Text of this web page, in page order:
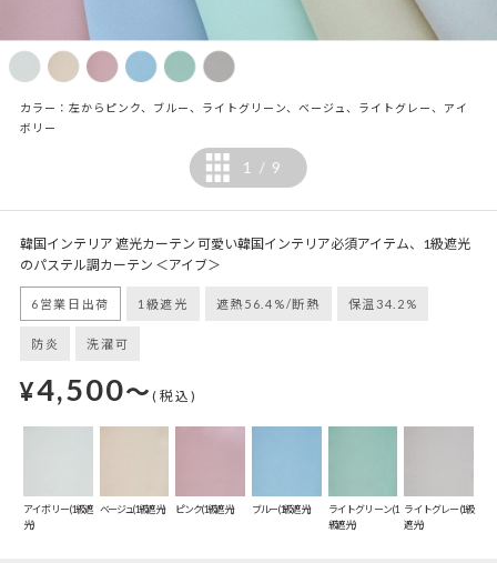
カラー：左からピンク、ブルー、ライトグリーン、ベージュ、ライトグレー、アイ
ボリー
1 / 9
韓国インテリア 遮光カーテン 可愛い韓国インテリア必須アイテム、1級遮光
のパステル調カーテン ＜アイブ＞
6営業日出荷 1級遮光 遮熱56.4%/断熱 保温34.2%
防炎 洗濯可
¥4,500～(税込)
アイボリー(1級遮
光)
ベージュ(1級遮光) ピンク(1級遮光) ブルー(1級遮光)
ライトグリーン(1
級遮光)
ライトグレー(1級
遮光)